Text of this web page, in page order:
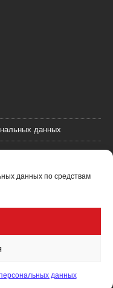
данных по средствам
данных
данных
Все права соблюдены.